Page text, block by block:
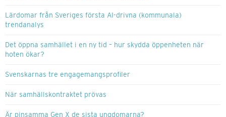
Lärdomar från Sveriges första AI-drivna (kommunala)
trendanalys
Det öppna samhället i en ny tid – hur skydda öppenheten när
hoten ökar?
Svenskarnas tre engagemangsprofiler
När samhällskontraktet prövas
Är pinsamma Gen X de sista ungdomarna?